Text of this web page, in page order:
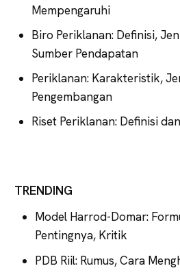
Mempengaruhi
Biro Periklanan: Definisi,
Sumber Pendapatan
Periklanan: Karakteristik,
Pengembangan
Riset Periklanan: Definisi
TRENDING
Model Harrod-Domar:
Pentingnya, Kritik
PDB Riil: Rumus, Cara